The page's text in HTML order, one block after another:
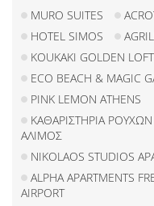
MURO SUITES
HOTEL SIMOS
KOUKAKI GOLDEN
ECO BEACH & MAGIC
PINK LEMON ATHENS
ΚΑΘΑΡΙΣΤΗΡΙΑ ΡΟΥΧΩΝ
ΑΛΙΜΟΣ
NIKOLAOS STUDIOS
ALPHA APARTMENTS
AIRPORT